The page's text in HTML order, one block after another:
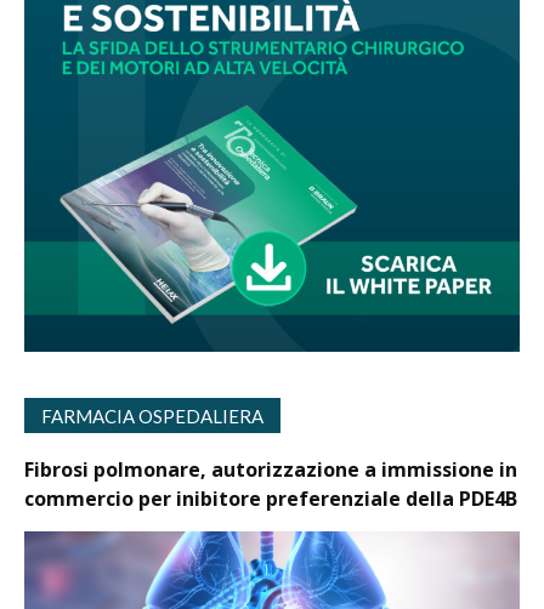
FARMACIA OSPEDALIERA
Fibrosi polmonare, autorizzazione a immissione in
commercio per inibitore preferenziale della PDE4B